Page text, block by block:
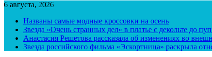
6 августа, 2026
Названы самые модные кроссовки на осень
Звезда «Очень странных дел» в платье с декольте до
Анастасия Решетова рассказала об изменениях во
Звезда российского фильма «Эскортница» раскрыла